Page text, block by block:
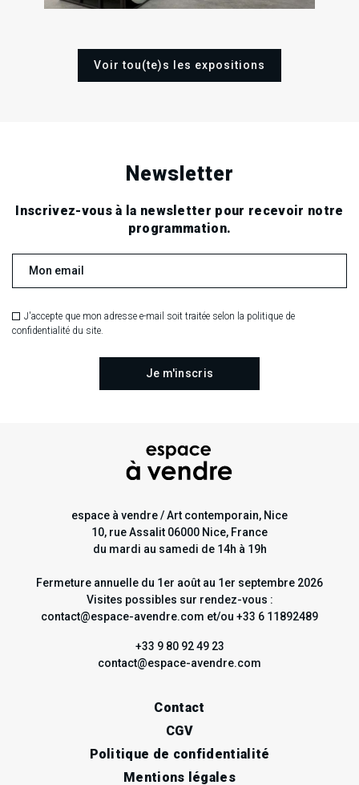
Voir tou(te)s les expositions
Newsletter
Inscrivez-vous à la newsletter pour recevoir notre
programmation.
J'accepte que mon adresse e-mail soit traitée selon la politique de
confidentialité du site.
espace à vendre / Art contemporain, Nice
10, rue Assalit 06000 Nice, France
du mardi au samedi de 14h à 19h
Fermeture annuelle du 1er août au 1er septembre 2026
Visites possibles sur rendez-vous :
contact@espace-avendre.com et/ou +33 6 11892489
+33 9 80 92 49 23
contact@espace-avendre.com
Contact
CGV
Politique de confidentialité
Mentions légales